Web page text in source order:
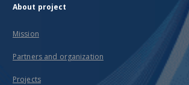
About project
Mission
Partners and organization
Projects